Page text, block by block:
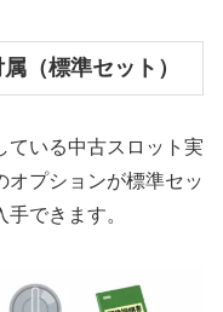
（標準セット）
ている中古スロット実
オプションが標準セッ
できます。